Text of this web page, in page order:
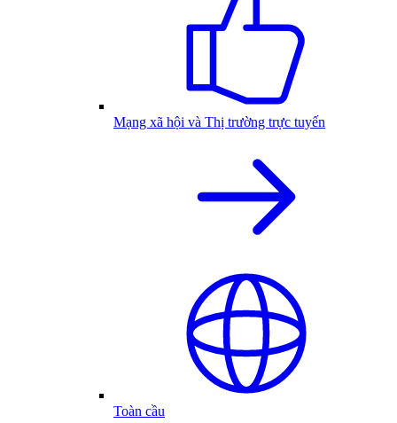
Mạng xã hội và Thị trường trực tuyến
Toàn cầu